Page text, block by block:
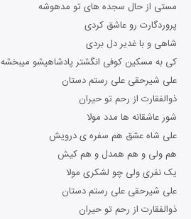
مستی از حال سجده های تو مدهوشه
پروردگارت رو عاشق کردی
شاهی و با غدیر دل بردی
کی به مسکین کوفی انگشتر پادشاهیشو میبخشه
علی شیرحقی علی رستم دستان
ذوالفقارت از رحم تو حیران
شور عاشقانه ها مدد مولا
علی شاه عشق هم سفره ی درویش
هم ولی و هم همدل و هم کیش
یک نفری ولی چو لشکری مولا
علی شیرحقی علی رستم دستان
ذوالفقارت از رحم تو حیران